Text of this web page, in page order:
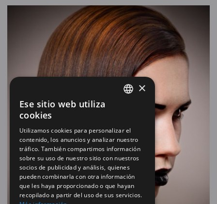
×
Ese sitio web utiliza
cookies
Utilizamos cookies para personalizar el
contenido, los anuncios y analizar nuestro
tráfico. También compartimos información
sobre su uso de nuestro sitio con nuestros
socios de publicidad y análisis, quienes
pueden combinarla con otra información
que les haya proporcionado o que hayan
recopilado a partir del uso de sus servicios.